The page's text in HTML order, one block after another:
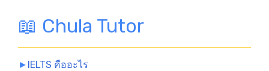
📖 Chula Tutor
► IELTS คืออะไร